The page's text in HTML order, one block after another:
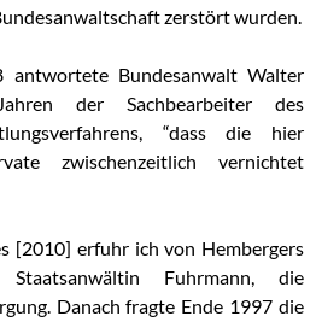
zerstört wurden.
antwortete Bundesanwalt Walter
der Sachbearbeiter des
“dass die hier
zwischenzeitlich vernichtet
[2010] erfuhr ich von Hembergers
Fuhrmann, die
Danach fragte Ende 1997 die